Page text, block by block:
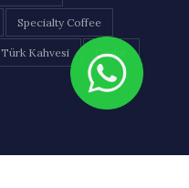
Specialty Coffee
Türk Kahvesi Çaylar